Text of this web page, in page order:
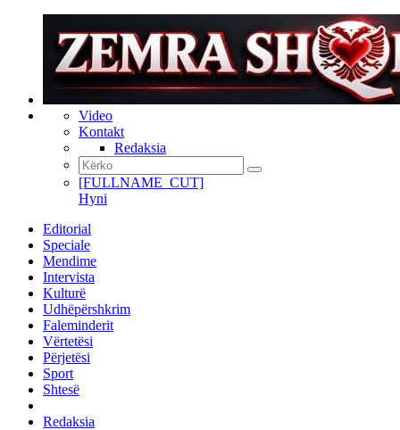
Video
Kontakt
Redaksia
[FULLNAME_CUT]
Hyni
Editorial
Speciale
Mendime
Intervista
Kulturë
Udhëpërshkrim
Faleminderit
Vërtetësi
Përjetësi
Sport
Shtesë
Redaksia